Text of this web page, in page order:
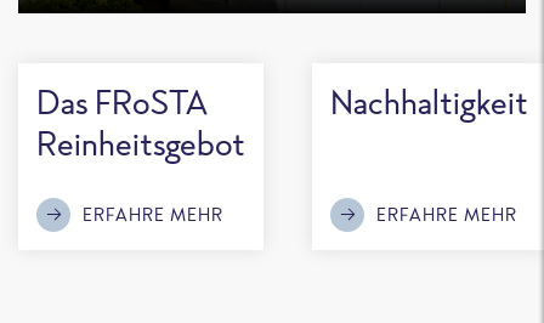
Das FRoSTA
Reinheitsgebot
ERFAHRE MEHR
Nachhaltigkeit
ERFAHRE MEHR